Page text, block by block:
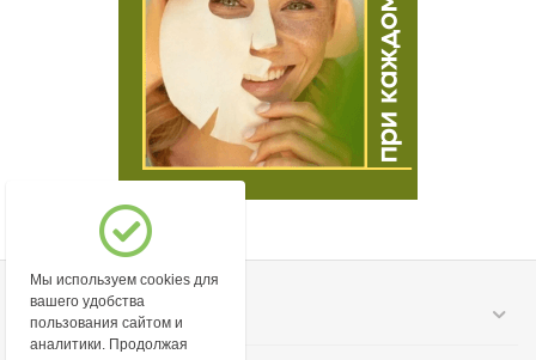
Моя учетная запись
Мы используем cookies для
вашего удобства
пользования сайтом и
аналитики. Продолжая